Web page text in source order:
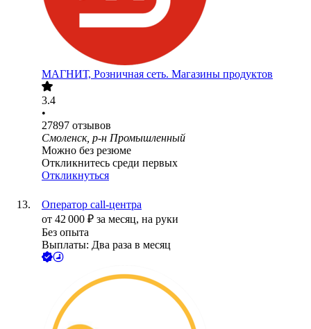
МАГНИТ, Розничная сеть. Магазины продуктов
3.4
•
27897 отзывов
Смоленск, р-н Промышленный
Можно без резюме
Откликнитесь среди первых
Откликнуться
Оператор call-центра
от 42 000 ₽ за месяц, на руки
Без опыта
Выплаты: Два раза в месяц